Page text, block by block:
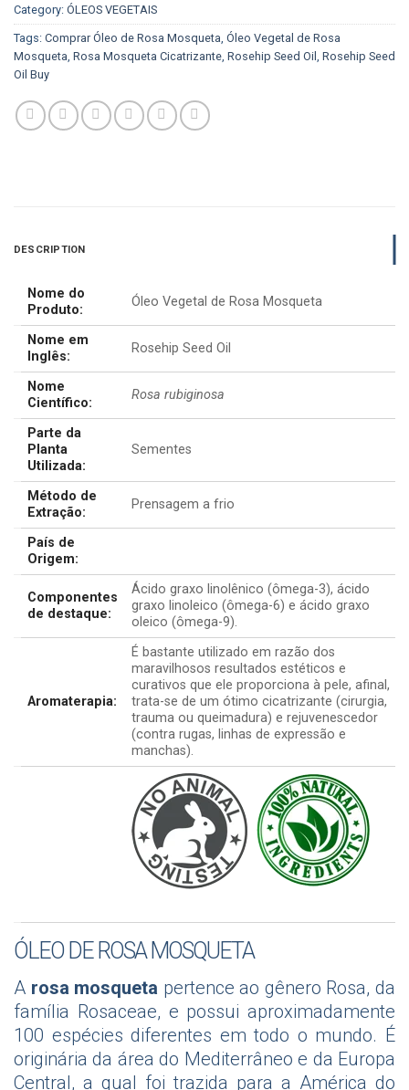
Category: ÓLEOS VEGETAIS
Tags: Comprar Óleo de Rosa Mosqueta Óleo Vegetal de Rosa
Mosqueta Rosa Mosqueta Cicatrizante Rosehip Seed Oil Rosehip Seed
Oil Buy
DESCRIPTION
Nome do
Produto:
Óleo Vegetal de Rosa Mosqueta
Nome em
Inglês:
Rosehip Seed Oil
Nome
Científico:
Rosa rubiginosa
Parte da
Planta
Utilizada:
Sementes
Método de
Extração:
Prensagem a frio
País de
Origem:
Componentes
de destaque:
Ácido graxo linolênico (ômega-3), ácido
graxo linoleico (ômega-6) e ácido graxo
oleico (ômega-9).
Aromaterapia:
É bastante utilizado em razão dos
maravilhosos resultados estéticos e
curativos que ele proporciona à pele, afinal,
trata-se de um ótimo cicatrizante (cirurgia,
trauma ou queimadura) e rejuvenescedor
(contra rugas, linhas de expressão e
manchas).
ÓLEO DE ROSA MOSQUETA
A rosa mosqueta pertence ao gênero Rosa, da
família Rosaceae, e possui aproximadamente
100 espécies diferentes em todo o mundo. É
originária da área do Mediterrâneo e da Europa
Central, a qual foi trazida para a América do